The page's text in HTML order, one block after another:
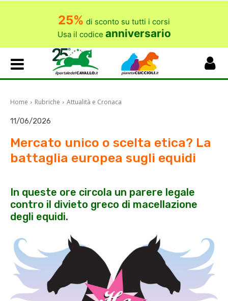
25% di sconto su tutti i corsi
Usa il codice anniversario
Home Rubriche Attualità e Cronaca
11/06/2026
Mercato unico o scelta etica? La
battaglia europea sugli equidi
In queste ore circola un parere legale
contro il divieto greco di macellazione
degli equidi.